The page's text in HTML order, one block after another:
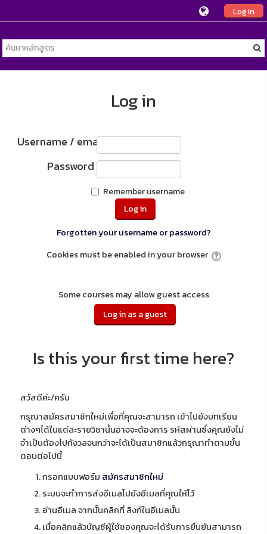
Log In
Log in
Username / email
Password
Remember username
Forgotten your username or password?
Cookies must be enabled in your browser
Some courses may allow guest access
Is this your first time here?
สวัสดีค่ะ/ครับ
กรุณาสมัครสมาชิกใหม่เพื่อที่คุณจะสามารถ เข้าไปยังบทเรียน
ต่างๆได้ในแต่ละรายวิชานั้นอาจจะต้องการ รหัสผ่านซึ่งคุณยังไม่
จำเป็นต้องไปกังวลจนกว่าจะได้เป็นสมาชิกแล้วกรุณาทำตามขั้น
ตอนต่อไปนี้
กรอกแบบฟอร์ม สมัครสมาชิกใหม่
ระบบจะทำการส่งอีเมลไปยังอีเมลที่คุณให้ไว้
อ่านอีเมล จากนั้นคลิกที่ ลิงก์ในอีเมลนั้น
เมื่อคลิกแล้วบัญชีผู้ใช้ของคุณจะได้รับการยืนยันสามารถ